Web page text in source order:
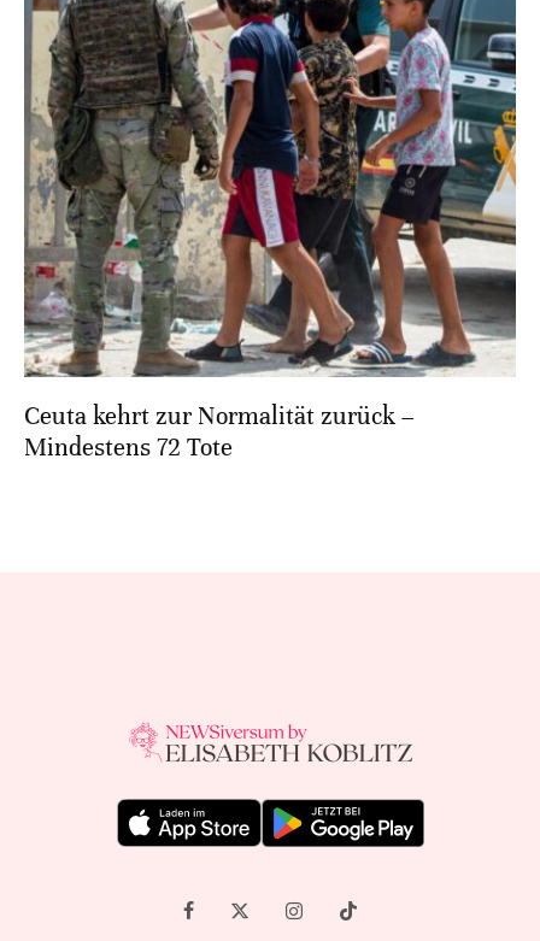
Ceuta kehrt zur Normalität zurück –
Mindestens 72 Tote